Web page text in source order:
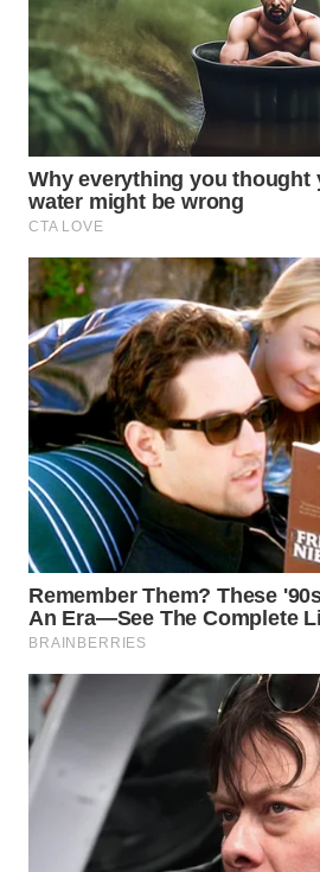
WN
LIKUPANG
WN
LABUANBAJO
WN
Wahana
Media
Group
WAHANA
NEWS
WAHANA
TANI
WAHANA
ADVOKAT
WAHANA
INFRASTRUKTUR
WAHANA
KONSUMEN
WAHANA